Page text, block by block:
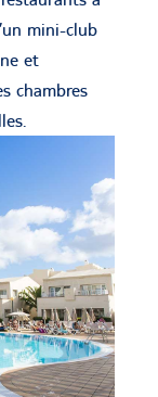
mini-club
et
chambres